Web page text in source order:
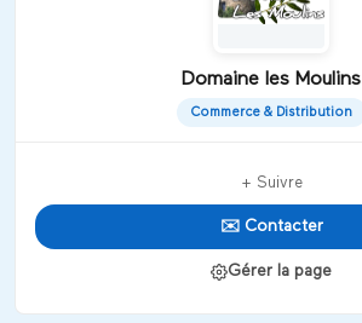
Domaine les Moulins
Commerce & Distribution
+ Suivre
✉️ Contacter
Gérer la page